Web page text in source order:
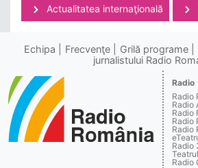
Actualitatea internaţională
Echipa Frecvenţe Grilă programe
jurnalistului Radio
Radio
Radio
Radio
Radio
Radio
Radio
Radio
Radio